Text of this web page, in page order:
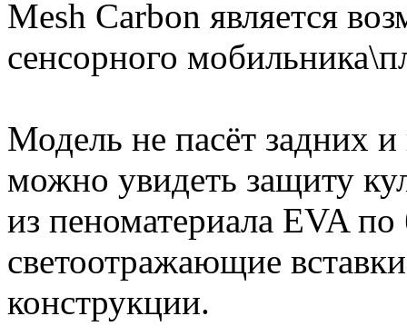
Mesh Carbon является
сенсорного
Модель не пасёт задних и
можно увидеть защиту
из пеноматериала EVA
светоотражающие
конструкции.